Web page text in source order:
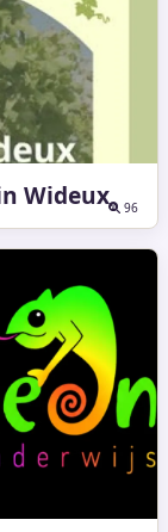
Wideux 96